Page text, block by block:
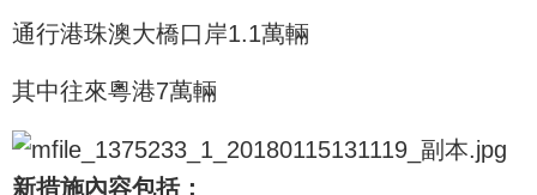
通行港珠澳大橋口岸1.1萬輛
其中往來粵港7萬輛
新措施內容包括：